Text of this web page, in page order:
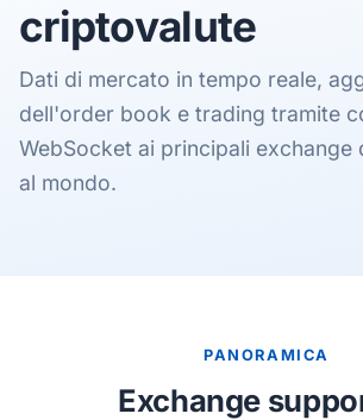
criptovalute
Dati di mercato in tempo reale,
dell'order book e trading tramite
WebSocket ai principali exchange
al mondo.
PANORAMICA
Exchange